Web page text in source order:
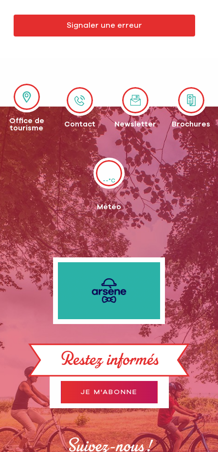
Signaler une erreur
Office de
tourisme
Contact Newsletter Brochures
--°C
Météo
Restez informés
JE M'ABONNE
Suivez-nous !